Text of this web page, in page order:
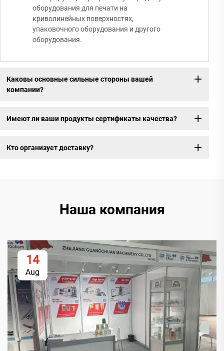
оборудования для печати на
криволинейных поверхностях,
упаковочного оборудования и другого
оборудования.
Каковы основные сильные стороны вашей
компании?
Имеют ли ваши продукты сертификаты качества?
Кто организует доставку?
Наша компания
14
Aug